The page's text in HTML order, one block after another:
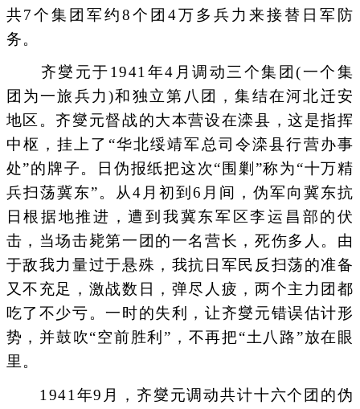
共7个集团军约8个团4万多兵力来接替日军防
务。
齐燮元于1941年4月调动三个集团(一个集
团为一旅兵力)和独立第八团，集结在河北迁安
地区。齐燮元督战的大本营设在滦县，这是指挥
中枢，挂上了“华北绥靖军总司令滦县行营办事
处”的牌子。日伪报纸把这次“围剿”称为“十万精
兵扫荡冀东”。从4月初到6月间，伪军向冀东抗
日根据地推进，遭到我冀东军区李运昌部的伏
击，当场击毙第一团的一名营长，死伤多人。由
于敌我力量过于悬殊，我抗日军民反扫荡的准备
又不充足，激战数日，弹尽人疲，两个主力团都
吃了不少亏。一时的失利，让齐燮元错误估计形
势，并鼓吹“空前胜利”，不再把“土八路”放在眼
里。
1941年9月，齐燮元调动共计十六个团的伪